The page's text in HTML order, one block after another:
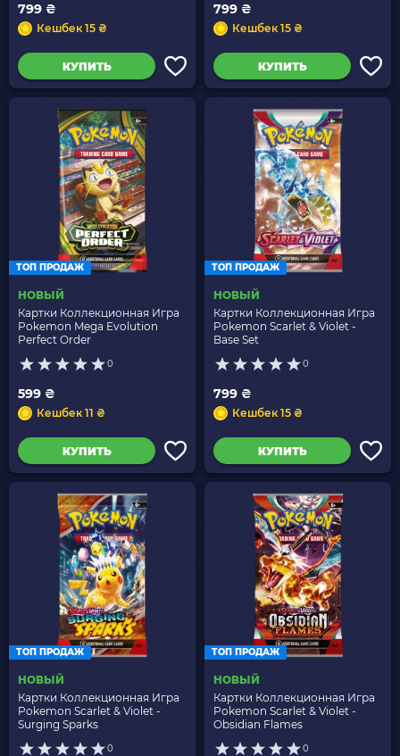
799 ₴
Кешбек 15 ₴
КУПИТЬ
799 ₴
Кешбек 15 ₴
КУПИТЬ
ТОП ПРОДАЖ
НОВЫЙ
Картки Коллекционная Игра
Pokemon Mega Evolution
Perfect Order
0
599 ₴
Кешбек 11 ₴
КУПИТЬ
ТОП ПРОДАЖ
НОВЫЙ
Картки Коллекционная Игра
Pokemon Scarlet & Violet -
Base Set
0
799 ₴
Кешбек 15 ₴
КУПИТЬ
ТОП ПРОДАЖ
НОВЫЙ
Картки Коллекционная Игра
Pokemon Scarlet & Violet -
Surging Sparks
0
ТОП ПРОДАЖ
НОВЫЙ
Картки Коллекционная Игра
Pokemon Scarlet & Violet -
Obsidian Flames
0